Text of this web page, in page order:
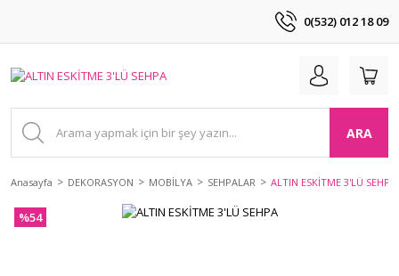
0(532) 012 18 09
ARA
Anasayfa DEKORASYON MOBİLYA SEHPALAR ALTIN ESKİTME 3'LÜ SEHPA
%54